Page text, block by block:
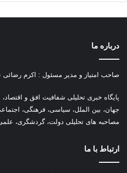
درباره ما
صاحب امتیاز و مدیر مسئول : اکرم رضائی
پایگاه خبری تحلیلی شفافیت افق و اقتصاد،
جهان، بین الملل، سیاسی، فرهنگی،
مصاحبه های تحلیلی دولت، گردشگری،
ارتباط با ما